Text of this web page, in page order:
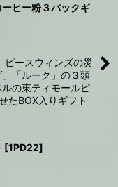
ヒー粉３パックギ
ピースウィンズの災
「ルーク」の３頭
の東ティモールピ
たBOX入りギフト
[1PD22]